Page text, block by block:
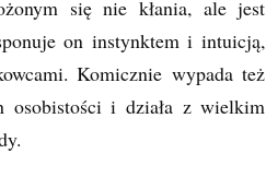
się nie kłania, ale jest
on instynktem i intuicją,
Komicznie wypada też
osobistości i działa z wielkim